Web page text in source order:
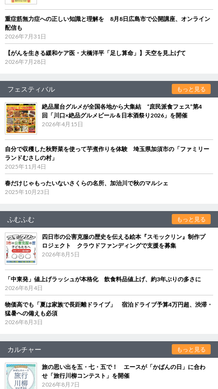
重症筋無力症への正しい知識と理解を 8月8日広島市で公開講座、オンライン
配信も
2026年7月31日
【がんを生きる緩和ケア医・大橋洋平「足し算命」】天空を見上げて
2026年7月28日
フェスティバル もっと見る
絶品屋台グルメが全国各地から大集結 “庶民派食フェス”第4
回「川口×絶品グルメビール＆日本酒祭り2026」を開催
2026年4月15日
自分で収穫した秋野菜を使って芋煮作りを体験 埼玉県加須市の「ファミリー
ランドむさしの村」
2025年11月4日
春だけじゃもったいないさくらの名所、加治川で秋のマルシェ
2025年10月23日
ふむふむ もっと見る
四日市の公害克服の歴史を伝える絵本『スモックリン』制作プ
ロジェクト クラウドファンディングで支援を募集
2026年8月5日
「中東発」値上げラッシュが本格化 飲食料品値上げ、約3年ぶりの多さに
2026年8月4日
物価高でも「夏は家族で長距離ドライブ」 宿泊ドライブ予算4万円超、渋滞・
猛暑への備えも必須
2026年8月3日
カルチャー もっと見る
旅の思い出を五・七・五で！ エースが「かばんの日」に合わ
せ「旅行川柳コンテスト」を開催
2026年8月7日